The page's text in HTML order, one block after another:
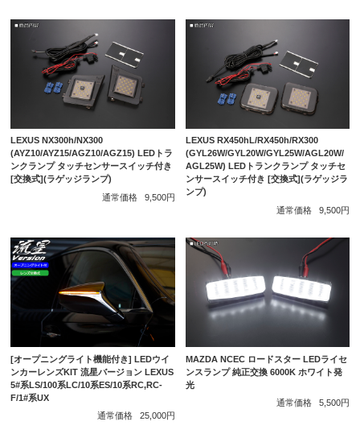
LEXUS NX300h/NX300
(AYZ10/AYZ15/AGZ10/AGZ15) LEDトラ
ンクランプ タッチセンサースイッチ付き
[交換式](ラゲッジランプ)
通常価格
9,500円
LEXUS RX450hL/RX450h/RX300
(GYL26W/GYL20W/GYL25W/AGL20W/
AGL25W) LEDトランクランプ タッチセ
ンサースイッチ付き [交換式](ラゲッジラ
ンプ)
通常価格
9,500円
[オープニングライト機能付き] LEDウイ
ンカーレンズKIT 流星バージョン LEXUS
5#系LS/100系LC/10系ES/10系RC,RC-
F/1#系UX
通常価格
25,000円
MAZDA NCEC ロードスター LEDライセ
ンスランプ 純正交換 6000K ホワイト発
光
通常価格
5,500円